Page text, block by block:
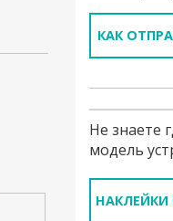
КАК
Не знаете
модель